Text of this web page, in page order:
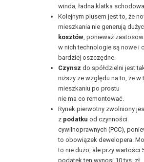
winda, ładna klatka
Kolejnym plusem jest to, że
mieszkania nie generują
kosztów, ponieważ
w nich technologie są nowe i
bardziej oszczędne.
Czynsz do spółdzielni jest
niższy ze względu na to, że w
mieszkaniu po prostu
nie ma co remontować.
Rynek pierwotny zwolniony
z podatku od czynności
cywilnoprawnych (PCC),
to obowiązek dewelopera.
to nie dużo, ale przy wartości
podatek ten wynosi 10 tys. zł.